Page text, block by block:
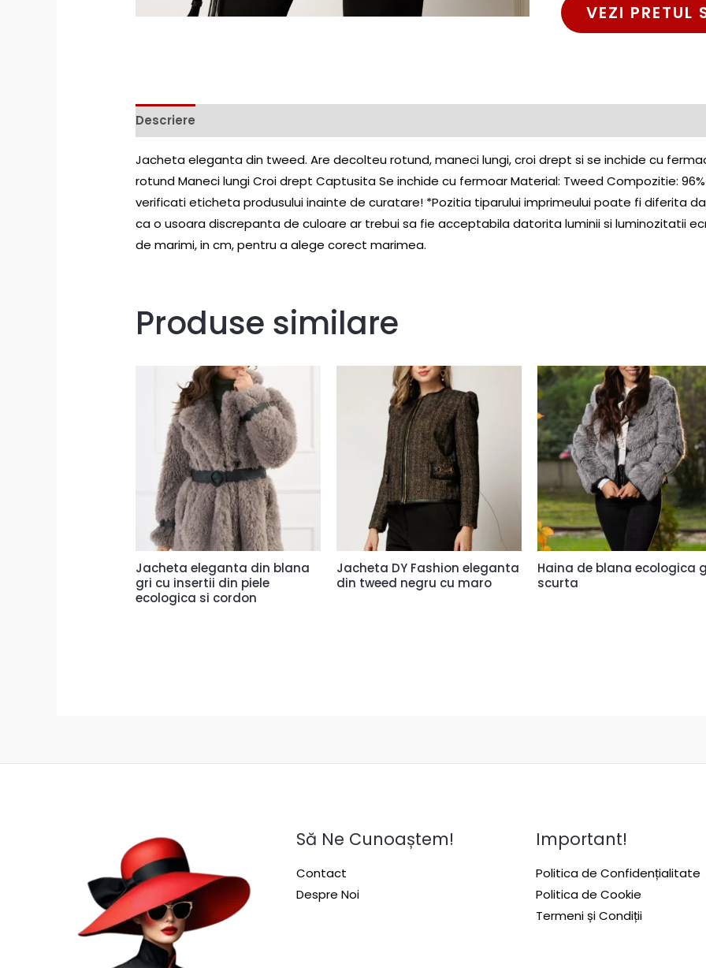
VEZI PRETUL
Descriere
Jacheta eleganta din tweed. Are decolteu rotund, maneci lungi, croi drept si se inchide cu
rotund Maneci lungi Croi drept Captusita Se inchide cu fermoar Material: Tweed Compozitie:
verificati eticheta produsului inainte de curatare! *Pozitia tiparului imprimeului poate fi diferita
ca o usoara discrepanta de culoare ar trebui sa fie acceptabila datorita luminii si luminozitatii
de marimi, in cm, pentru a alege corect marimea.
Produse similare
Jacheta eleganta din blana
gri cu insertii din piele
ecologica si cordon
Jacheta DY Fashion eleganta
din tweed negru cu maro
Haina de blana ecologica
scurta
Să Ne Cunoaștem!
Contact
Despre Noi
Important!
Politica de Confidențialitate
Politica de Cookie
Termeni și Condiții